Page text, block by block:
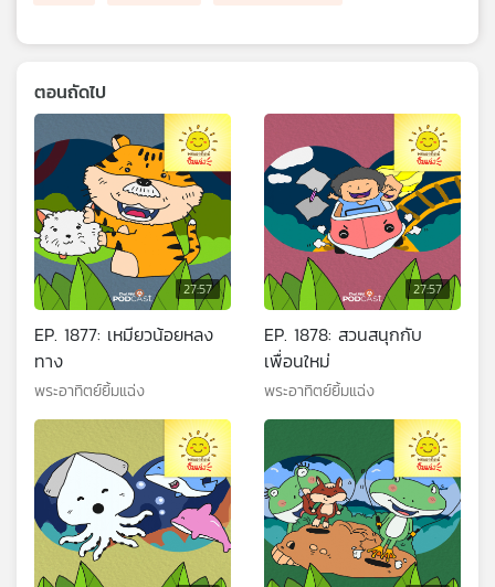
ตอนถัดไป
27:57
EP. 1877: เหมียวน้อยหลง
ทาง
พระอาทิตย์ยิ้มแฉ่ง
27:57
EP. 1878: สวนสนุกกับ
เพื่อนใหม่
พระอาทิตย์ยิ้มแฉ่ง